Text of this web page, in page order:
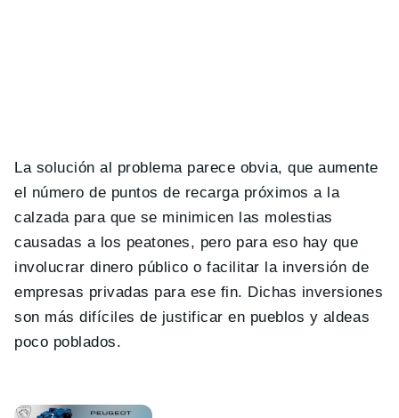
La solución al problema parece obvia, que aumente
el número de puntos de recarga próximos a la
calzada para que se minimicen las molestias
causadas a los peatones, pero para eso hay que
involucrar dinero público o facilitar la inversión de
empresas privadas para ese fin. Dichas inversiones
son más difíciles de justificar en pueblos y aldeas
poco poblados.